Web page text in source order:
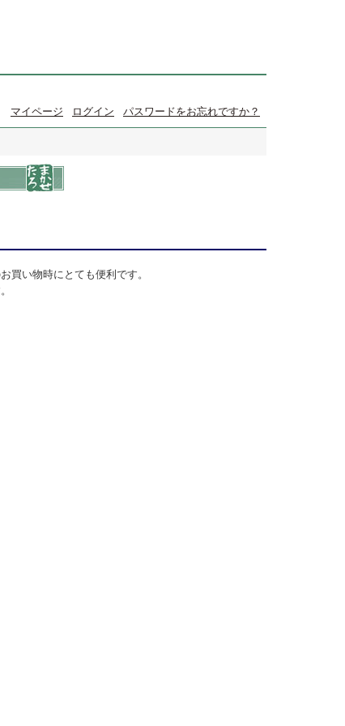
マイページ
ログイン パスワードをお忘れですか？
買い物時にとても便利です。